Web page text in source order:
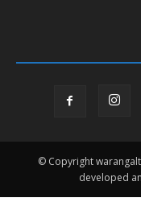
© Copyright
developed